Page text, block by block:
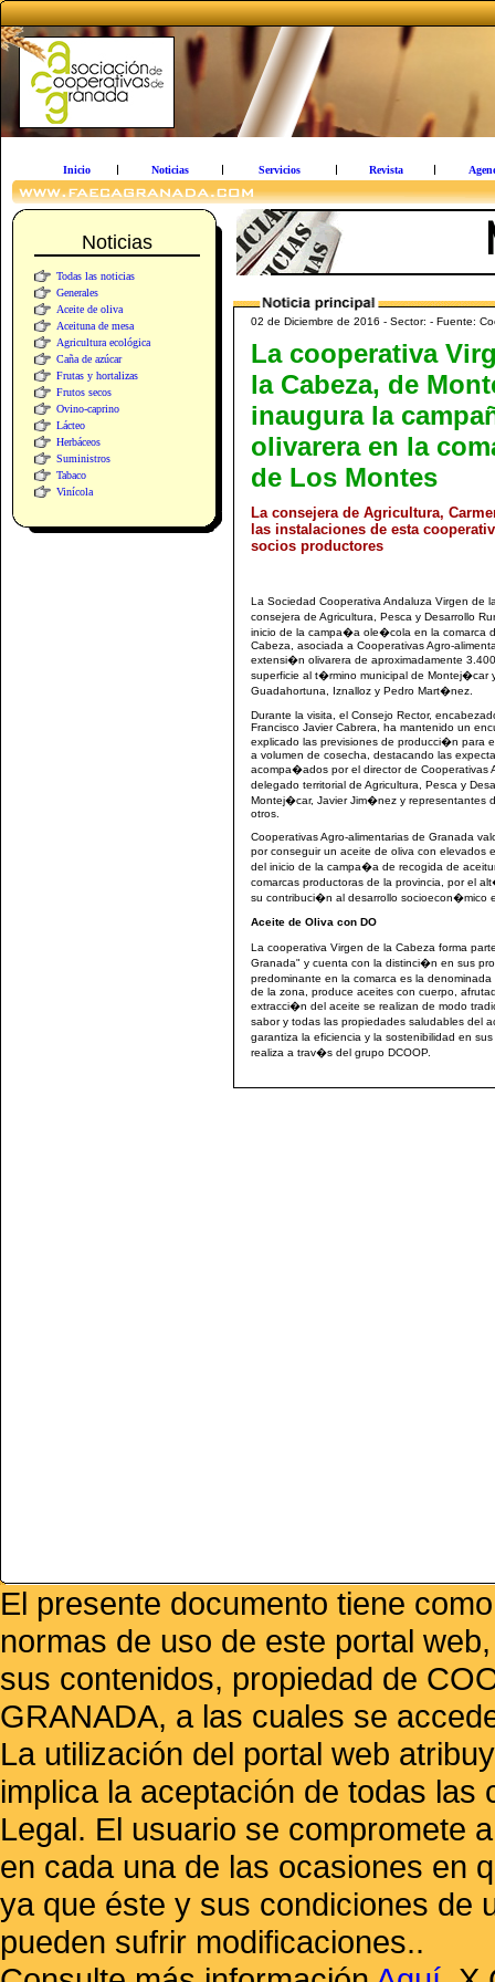
Inicio Noticias Servicios Revista
Noticias
Todas las noticias
Generales
Aceite de oliva
Aceituna de mesa
Agricultura ecológica
Caña de azúcar
Frutas y hortalizas
Frutos secos
Ovino-caprino
Lácteo
Herbáceos
Suministros
Tabaco
Vinícola
02 de Diciembre de 2016 - Sector: - Fuente:
La cooperativa
la Cabeza, de
inaugura la
olivarera en la
de Los Montes
La consejera de Agricultura,
las instalaciones de esta
socios productores
La Sociedad Cooperativa Andaluza Virgen de
consejera de Agricultura, Pesca y Desarrollo
inicio de la campa�a ole�cola en la comarca
Cabeza, asociada a Cooperativas Agro-
extensi�n olivarera de aproximadamente
superficie al t�rmino municipal de
Guadahortuna, Iznalloz y Pedro Mart�nez.
Durante la visita, el Consejo Rector,
Francisco Javier Cabrera, ha mantenido un
explicado las previsiones de producci�n para
a volumen de cosecha, destacando las
acompa�ados por el director de Cooperativas
delegado territorial de Agricultura, Pesca y
Montej�car, Javier Jim�nez y representantes
otros.
Cooperativas Agro-alimentarias de Granada
por conseguir un aceite de oliva con
del inicio de la campa�a de recogida de
comarcas productoras de la provincia, por el
su contribuci�n al desarrollo socioecon�mico
Aceite de Oliva con DO
La cooperativa Virgen de la Cabeza forma
Granada" y cuenta con la distinci�n en sus
predominante en la comarca es la
de la zona, produce aceites con cuerpo,
extracci�n del aceite se realizan de modo
sabor y todas las propiedades saludables del
garantiza la eficiencia y la sostenibilidad en
realiza a trav�s del grupo DCOOP.
El presente documento tiene
normas de uso de este portal
sus contenidos, propiedad de
GRANADA, a las cuales se
La utilización del portal web
implica la aceptación de todas
Legal. El usuario se compromete
en cada una de las ocasiones en
ya que éste y sus condiciones de
pueden sufrir modificaciones..